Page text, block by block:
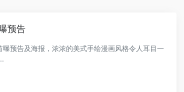
预告
预告及海报，浓浓的美式手绘漫画风格令人耳目一